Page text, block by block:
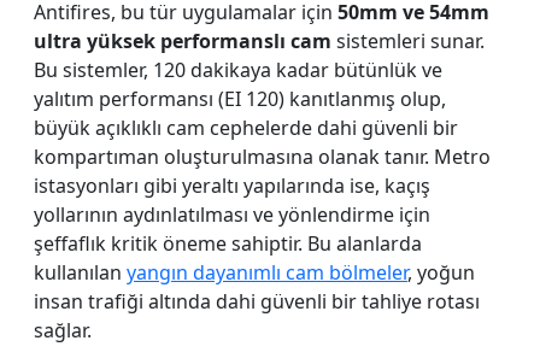
Antifires, bu tür uygulamalar için 50mm ve 54mm
ultra yüksek performanslı cam sistemleri sunar.
Bu sistemler, 120 dakikaya kadar bütünlük ve
yalıtım performansı (EI 120) kanıtlanmış olup,
büyük açıklıklı cam cephelerde dahi güvenli bir
kompartıman oluşturulmasına olanak tanır. Metro
istasyonları gibi yeraltı yapılarında ise, kaçış
yollarının aydınlatılması ve yönlendirme için
şeffaflık kritik öneme sahiptir. Bu alanlarda
kullanılan yangın dayanımlı cam bölmeler, yoğun
insan trafiği altında dahi güvenli bir tahliye rotası
sağlar.